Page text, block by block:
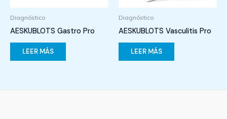
Diagnóstico
AESKUBLOTS Gastro Pro
LEER MÁS
Diagnóstico
AESKUBLOTS Vasculitis Pro
LEER MÁS